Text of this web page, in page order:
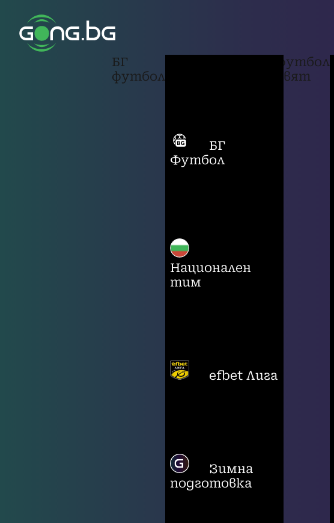
БГ
футбол
БГ
Футбол
Национален
тим
efbet Лига
Зимна
подготовка
футбол
свят